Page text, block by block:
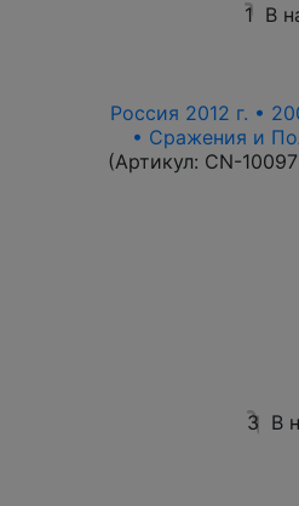
1 В
Россия 2012 г. •
• Сражения и
(Артикул: CN-10097
3 В